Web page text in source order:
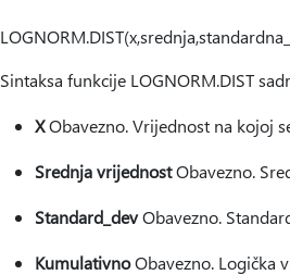
Sintaksa funkcije LOGNORM.DIST
XObavezno. Vrijednost na kojoj
Srednja vrijednostObavezno.
Standard_devObavezno.
KumulativnoObavezno. Logička